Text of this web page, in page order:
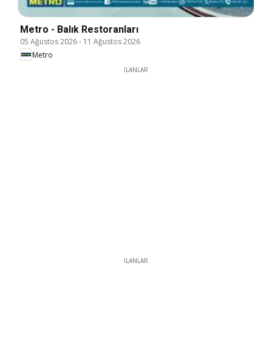
Metro - Balık Restoranları
05 Ağustos 2026- 11 Ağustos 2026
Metro
İLANLAR
İLANLAR